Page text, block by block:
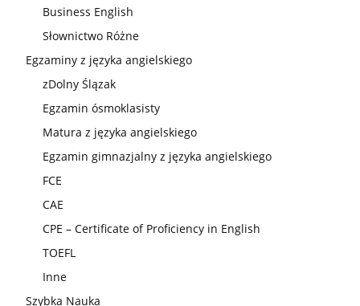
Business English
Słownictwo Różne
Egzaminy z języka angielskiego
zDolny Ślązak
Egzamin ósmoklasisty
Matura z języka angielskiego
Egzamin gimnazjalny z języka angielskiego
FCE
CAE
CPE – Certificate of Proficiency in English
TOEFL
Inne
Szybka Nauka